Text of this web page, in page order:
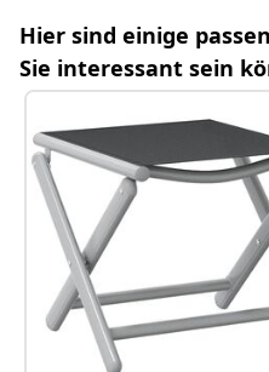
Hier sind einige
Sie interessant sein